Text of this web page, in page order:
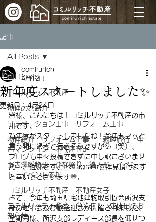
記事
All Posts
コミルリッチ不動産
物件のご紹介
リノベーション工事 リフォーム工事
物件紹介 リフォーム工事 親睦旅行 中
古マンション 不動産査定
野老澤雛物語 ひな祭り 雛人形 イベン
ト イベント参加
コミルリッチ不動産 不動産女子
コミルリッチ不動産 営業時間 定休日のお
知らせ
All Posts
新年度スタートしました✨
comirurich
4月12日
更新日：4月24日
皆様、こんにちは！コミルリッチ不動産の市
川です。
新年度がスタートしましたね！今年もアッと
言う間に過ぎて行きそうですが💦（笑）、
ブログも中々投稿できずに申し訳ございませ
ん！。近況ですとInstagramで拝見頂けます
と幸いでございます💛。
さて、今年も埼玉県宅地建物取引協会所沢支
部の理事会及び歓送迎会が開催されました。
全期同様、所沢支部レディース部長を仰せつ